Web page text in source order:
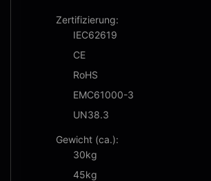
Zertifizierung:
IEC62619
CE
RoHS
EMC61000-3
UN38.3
Gewicht (ca.):
30kg
45kg